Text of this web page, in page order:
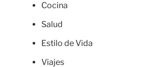
Cocina
Salud
Estilo de Vida
Viajes